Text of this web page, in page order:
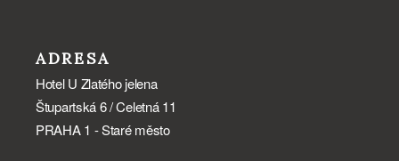
ADRESA
Hotel U Zlatého jelena
Štupartská 6 / Celetná 11
PRAHA 1 - Staré město